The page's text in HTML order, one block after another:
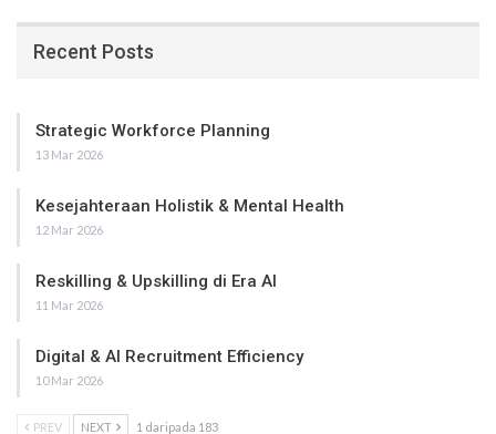
Recent Posts
Strategic Workforce Planning
13 Mar 2026
Kesejahteraan Holistik & Mental Health
12 Mar 2026
Reskilling & Upskilling di Era AI
11 Mar 2026
Digital & AI Recruitment Efficiency
10 Mar 2026
PREV NEXT 1 daripada 183